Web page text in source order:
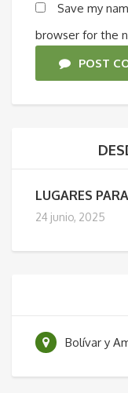
Save my
browser for the
POST
LUGARES
24 junio, 2025
Bolívar y